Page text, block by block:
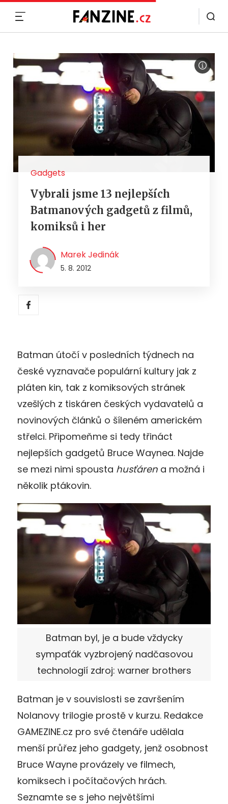
Gadgets
Vybrali jsme 13 nejlepších
Batmanových gadgetů z filmů,
komiksů i her
Marek Jedinák
5. 8. 2012
Batman útočí v posledních týdnech na
české vyznavače populární kultury jak z
pláten kin, tak z komiksových stránek
vzešlých z tiskáren českých vydavatelů a
novinových článků o šíleném americkém
střelci. Připomeňme si tedy třináct
nejlepších gadgetů Bruce Waynea. Najde
se mezi nimi spousta husťáren a možná i
několik ptákovin.
Batman byl, je a bude vždycky
sympaťák vyzbrojený nadčasovou
technologií zdroj: warner brothers
Batman je v souvislosti se završením
Nolanovy trilogie prostě v kurzu. Redakce
GAMEZINE.cz pro své čtenáře udělala
menší průřez jeho gadgety, jenž osobnost
Bruce Wayne provázely ve filmech,
komiksech i počítačových hrách.
Seznamte se s jeho největšími